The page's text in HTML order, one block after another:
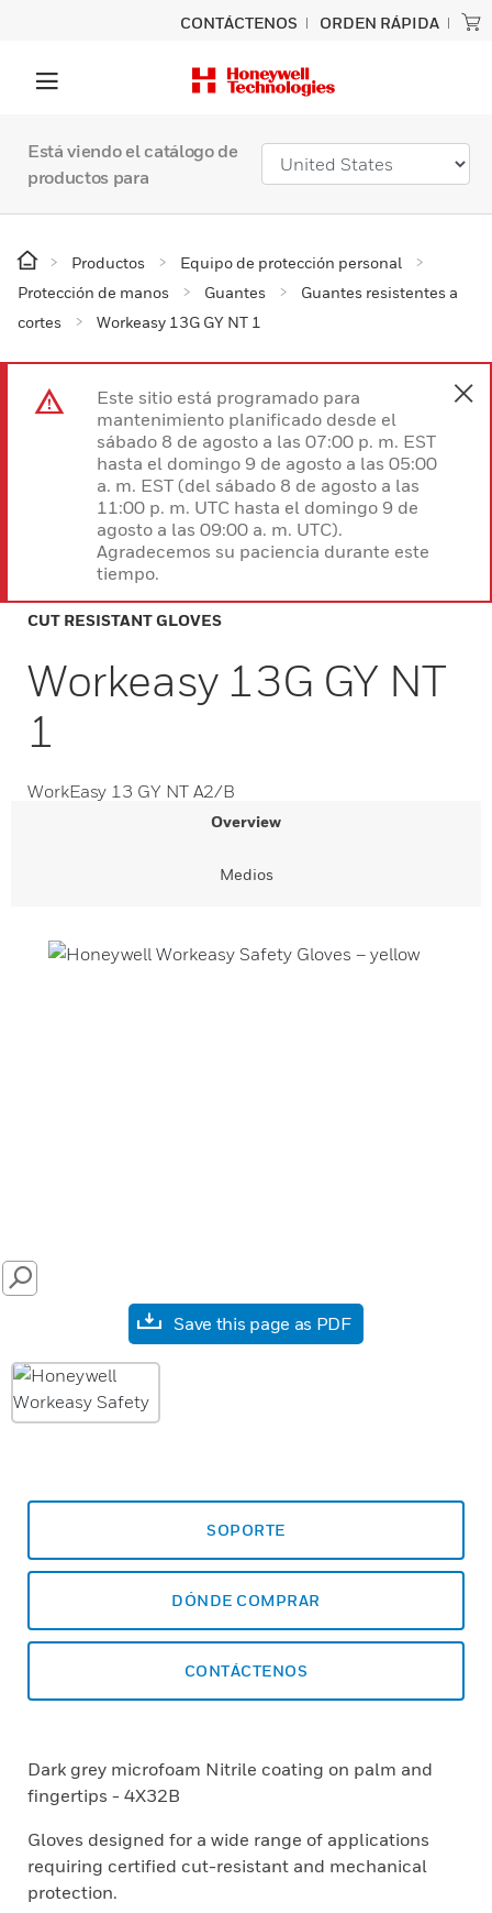
CONTÁCTENOS ORDEN RÁPIDA
Está viendo el catálogo de
productos para
Productos
Equipo de protección personal
Protección de manos
Guantes
Guantes resistentes a
cortes
Workeasy 13G GY NT 1
Este sitio está programado para
mantenimiento planificado desde el
sábado 8 de agosto a las 07:00 p. m. EST
hasta el domingo 9 de agosto a las 05:00
a. m. EST (del sábado 8 de agosto a las
11:00 p. m. UTC hasta el domingo 9 de
agosto a las 09:00 a. m. UTC).
Agradecemos su paciencia durante este
tiempo.
CUT RESISTANT GLOVES
Workeasy 13G GY NT
1
WorkEasy 13 GY NT A2/B
Overview
Medios
SEARCH
Save this page as PDF
SOPORTE
DÓNDE COMPRAR
CONTÁCTENOS
Dark grey microfoam Nitrile coating on palm and
fingertips - 4X32B
Gloves designed for a wide range of applications
requiring certified cut-resistant and mechanical
protection.